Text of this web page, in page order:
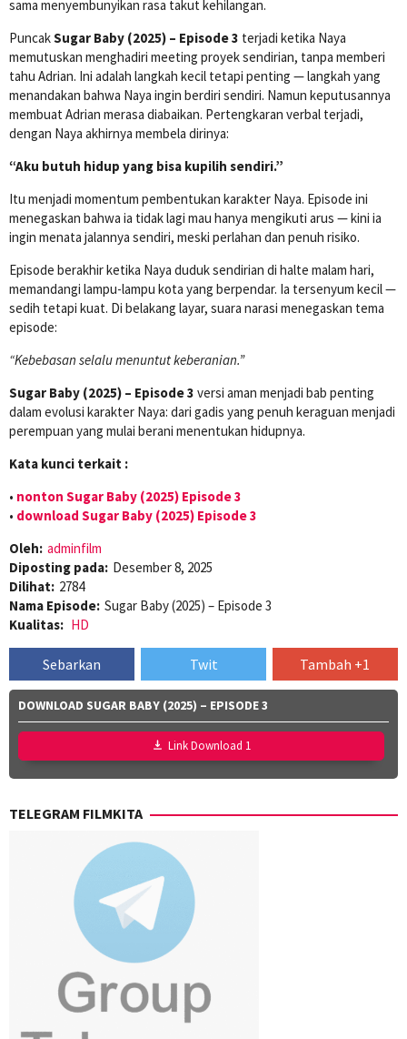
sama menyembunyikan rasa takut kehilangan.
PuncakSugar Baby (2025) – Episode 3 terjadi ketika Naya
memutuskan menghadiri meeting proyek sendirian, tanpa memberi
tahu Adrian. Ini adalah langkah kecil tetapi penting — langkah yang
menandakan bahwa Naya ingin berdiri sendiri. Namun keputusannya
membuat Adrian merasa diabaikan. Pertengkaran verbal terjadi,
dengan Naya akhirnya membela dirinya:
“Aku butuh hidup yang bisa kupilih sendiri.”
Itu menjadi momentum pembentukan karakter Naya. Episode ini
menegaskan bahwa ia tidak lagi mau hanya mengikuti arus — kini ia
ingin menata jalannya sendiri, meski perlahan dan penuh risiko.
Episode berakhir ketika Naya duduk sendirian di halte malam hari,
memandangi lampu-lampu kota yang berpendar. Ia tersenyum kecil —
sedih tetapi kuat. Di belakang layar, suara narasi menegaskan tema
episode:
“Kebebasan selalu menuntut keberanian.”
Sugar Baby (2025) – Episode 3 versi aman menjadi bab penting
dalam evolusi karakter Naya: dari gadis yang penuh keraguan menjadi
perempuan yang mulai berani menentukan hidupnya.
Kata kunci terkait :
• nonton Sugar Baby (2025) Episode 3
• download Sugar Baby (2025) Episode 3
Oleh: adminfilm
Diposting pada: Desember 8, 2025
Dilihat: 2784
Nama Episode: Sugar Baby (2025) – Episode 3
Kualitas: HD
Sebarkan Twit Tambah +1
DOWNLOAD SUGAR BABY (2025) – EPISODE 3
Link Download 1
TELEGRAM FILMKITA